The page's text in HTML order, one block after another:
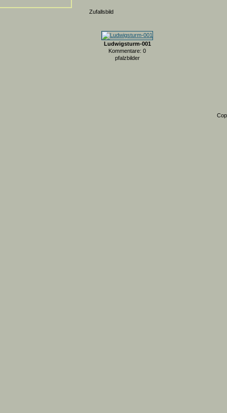
Zufallsbild
Ludwigsturm-001
Kommentare: 0
pfalzbilder